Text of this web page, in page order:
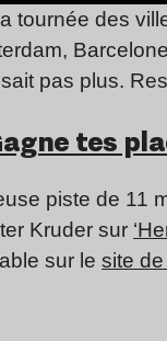
tournée des
pas plus.
tes
piste de 11
Kruder sur
sur le site